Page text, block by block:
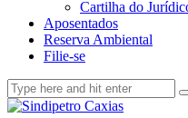
Cartilha do
Aposentados
Reserva Ambiental
Filie-se